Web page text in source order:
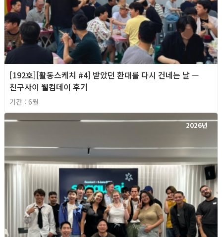
[192호][활동스케치 #4] 받았던 환대를 다시 건네는 날 —
친구사이 웰컴데이 후기
기간 : 6월
2026년